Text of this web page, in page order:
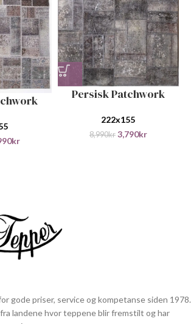
kr
Persisk Patchwork
222x155
8,990kr 3,790kr
gode priser, service og kompetanse siden 1978.
landene hvor teppene blir fremstilt og har